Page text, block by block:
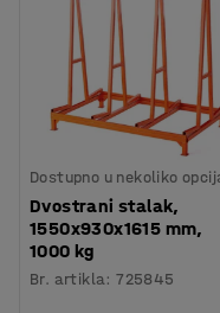
Dostupno u nekoliko
Dvostrani stalak,
1550x930x1615 mm,
1000 kg
Br. artikla:725845